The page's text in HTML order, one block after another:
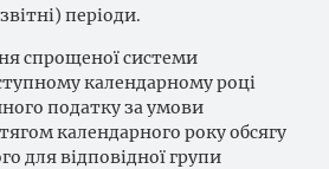
періоди.
спрощеної системи
календарному році
податку за умови
календарного року обсягу
для відповідної групи